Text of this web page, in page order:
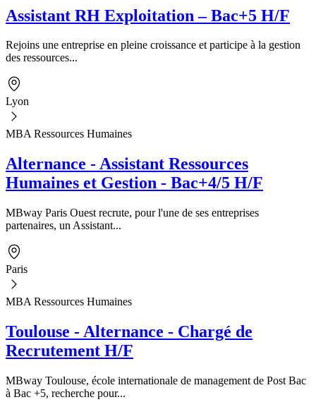
Assistant RH Exploitation – Bac+5 H/F
Rejoins une entreprise en pleine croissance et participe à la gestion
des ressources...
Lyon
MBA Ressources Humaines
Alternance - Assistant Ressources
Humaines et Gestion - Bac+4/5 H/F
MBway Paris Ouest recrute, pour l'une de ses entreprises
partenaires, un Assistant...
Paris
MBA Ressources Humaines
Toulouse - Alternance - Chargé de
Recrutement H/F
MBway Toulouse, école internationale de management de Post Bac
à Bac +5, recherche pour...